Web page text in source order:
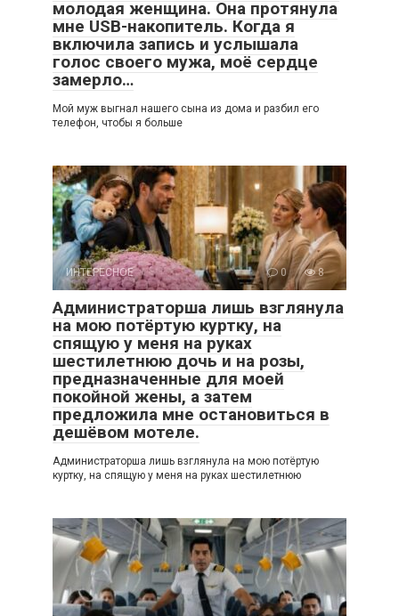
молодая женщина. Она протянула
мне USB-накопитель. Когда я
включила запись и услышала
голос своего мужа, моё сердце
замерло…
Мой муж выгнал нашего сына из дома и разбил его
телефон, чтобы я больше
ИНТЕРЕСНОЕ 0 8
Администраторша лишь взглянула
на мою потёртую куртку, на
спящую у меня на руках
шестилетнюю дочь и на розы,
предназначенные для моей
покойной жены, а затем
предложила мне остановиться в
дешёвом мотеле.
Администраторша лишь взглянула на мою потёртую
куртку, на спящую у меня на руках шестилетнюю